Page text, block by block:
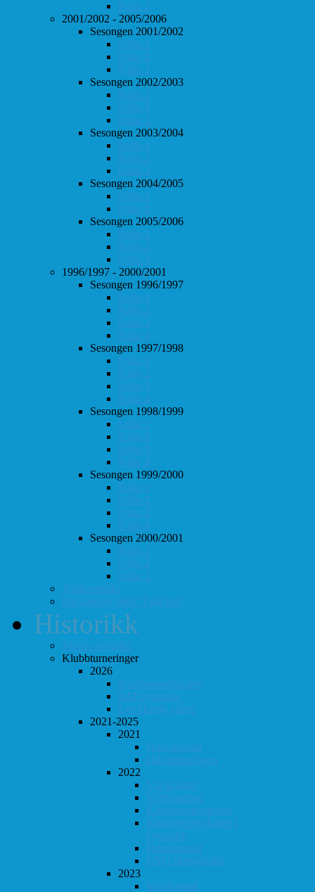
Follo 2
2001/2002 - 2005/2006
Sesongen 2001/2002
Follo 1
Follo 2
Follo 3
Sesongen 2002/2003
Follo 1
Follo 2
Follo 3
Sesongen 2003/2004
Follo 1
Follo 2
Follo 3
Sesongen 2004/2005
Follo 1
Follo 2
Sesongen 2005/2006
Follo 1
Follo 2
Follo 3
1996/1997 - 2000/2001
Sesongen 1996/1997
Follo 1
Follo 2
Follo 3
Follo 4
Sesongen 1997/1998
Follo 1
Follo 2
Follo 3
Follo 4
Sesongen 1998/1999
Follo 1
Follo 2
Follo 3
Follo 4
Sesongen 1999/2000
Follo 1
Follo 2
Follo 3
Follo 4
Sesongen 2000/2001
Follo 1
Follo 2
Follo 3
Totaloversikt
ØS-kamper med "Fullt hus"
Historikk
Vinner-oversikt
Klubbturneringer
2026
Klubbmesterskapet
KM Lynsjakk
Lyn/Hurtig våren
2021-2025
2021
Høst-konrad
Høstturneringen
2022
Vår-konrad
Vårturnering
Klubbmesterskapet
Klubbmesterskapet i
Lynsjakk
Høst-konrad
KM i Hurtigsjakk
2023
Vår-konrad